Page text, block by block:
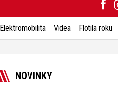
Elektromobilita Videa Flotila roku
NOVINKY